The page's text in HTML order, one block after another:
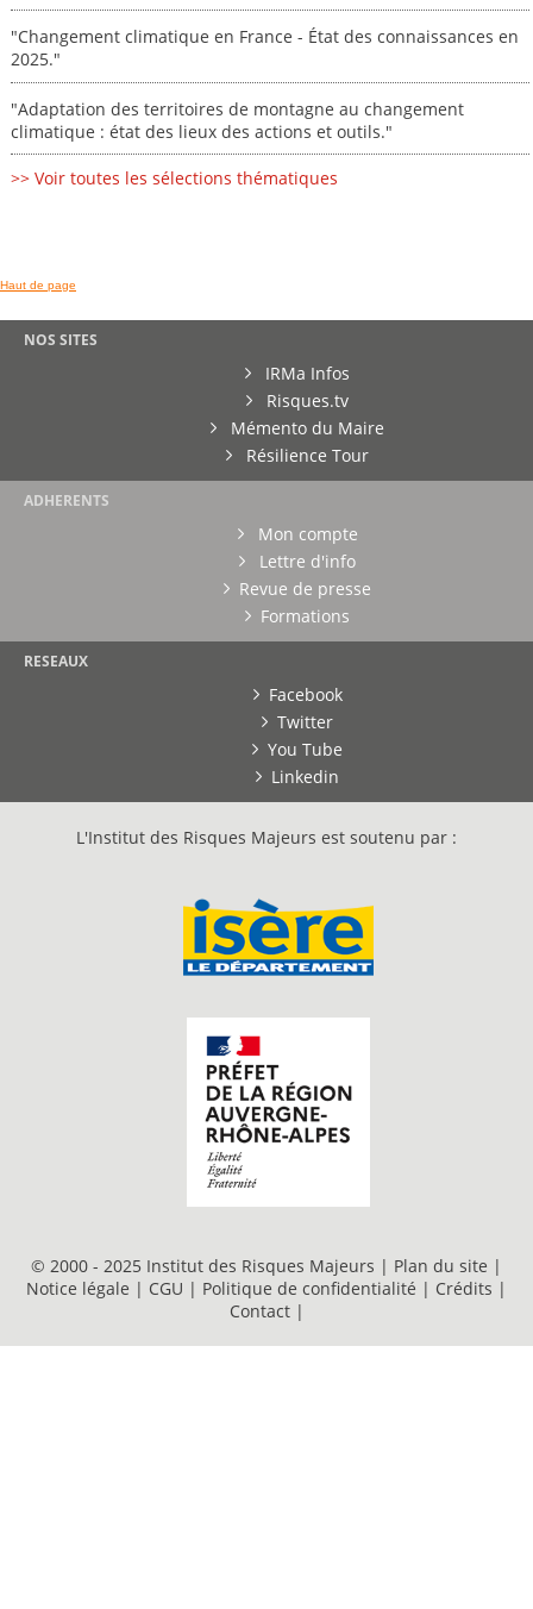
"Changement climatique en France - État des connaissances en
2025."
"Adaptation des territoires de montagne au changement
climatique : état des lieux des actions et outils."
>> Voir toutes les sélections thématiques
Haut de page
NOS SITES
IRMa Infos
Risques.tv
Mémento du Maire
Résilience Tour
ADHERENTS
Mon compte
Lettre d'info
Revue de presse
Formations
RESEAUX
Facebook
Twitter
You Tube
Linkedin
L'Institut des Risques Majeurs est soutenu par :
© 2000 - 2025 Institut des Risques Majeurs | Plan du site |
Notice légale | CGU | Politique de confidentialité | Crédits |
Contact |